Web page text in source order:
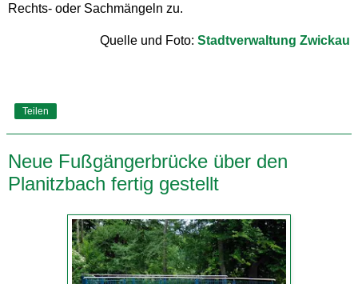
Rechts- oder Sachmängeln zu.
Quelle und Foto: Stadtverwaltung Zwickau
Teilen
Neue Fußgängerbrücke über den
Planitzbach fertig gestellt